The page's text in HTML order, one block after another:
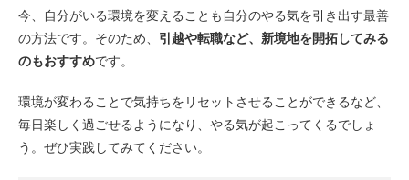
今、自分がいる環境を変えることも自分のやる気を引き出す最善
の方法です。そのため、 引越や転職など、新境地を開拓してみる
のもおすすめです。
環境が変わることで気持ちをリセットさせることができるなど、
毎日楽しく過ごせるようになり、やる気が起こってくるでしょ
う。ぜひ実践してみてください。